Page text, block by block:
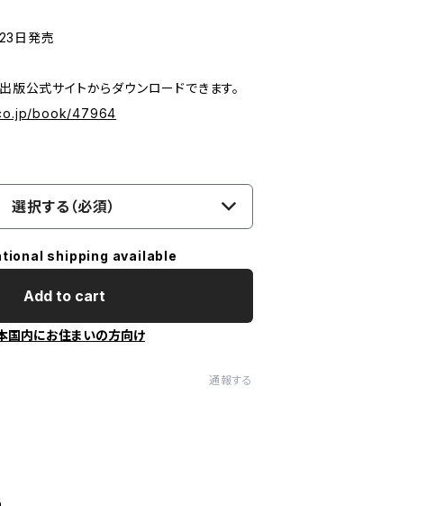
日発売
公式サイトからダウンロードできます。
book/47964
選択する（必須）
shipping available
Add to cart
国内にお住まいの方向け
通報する